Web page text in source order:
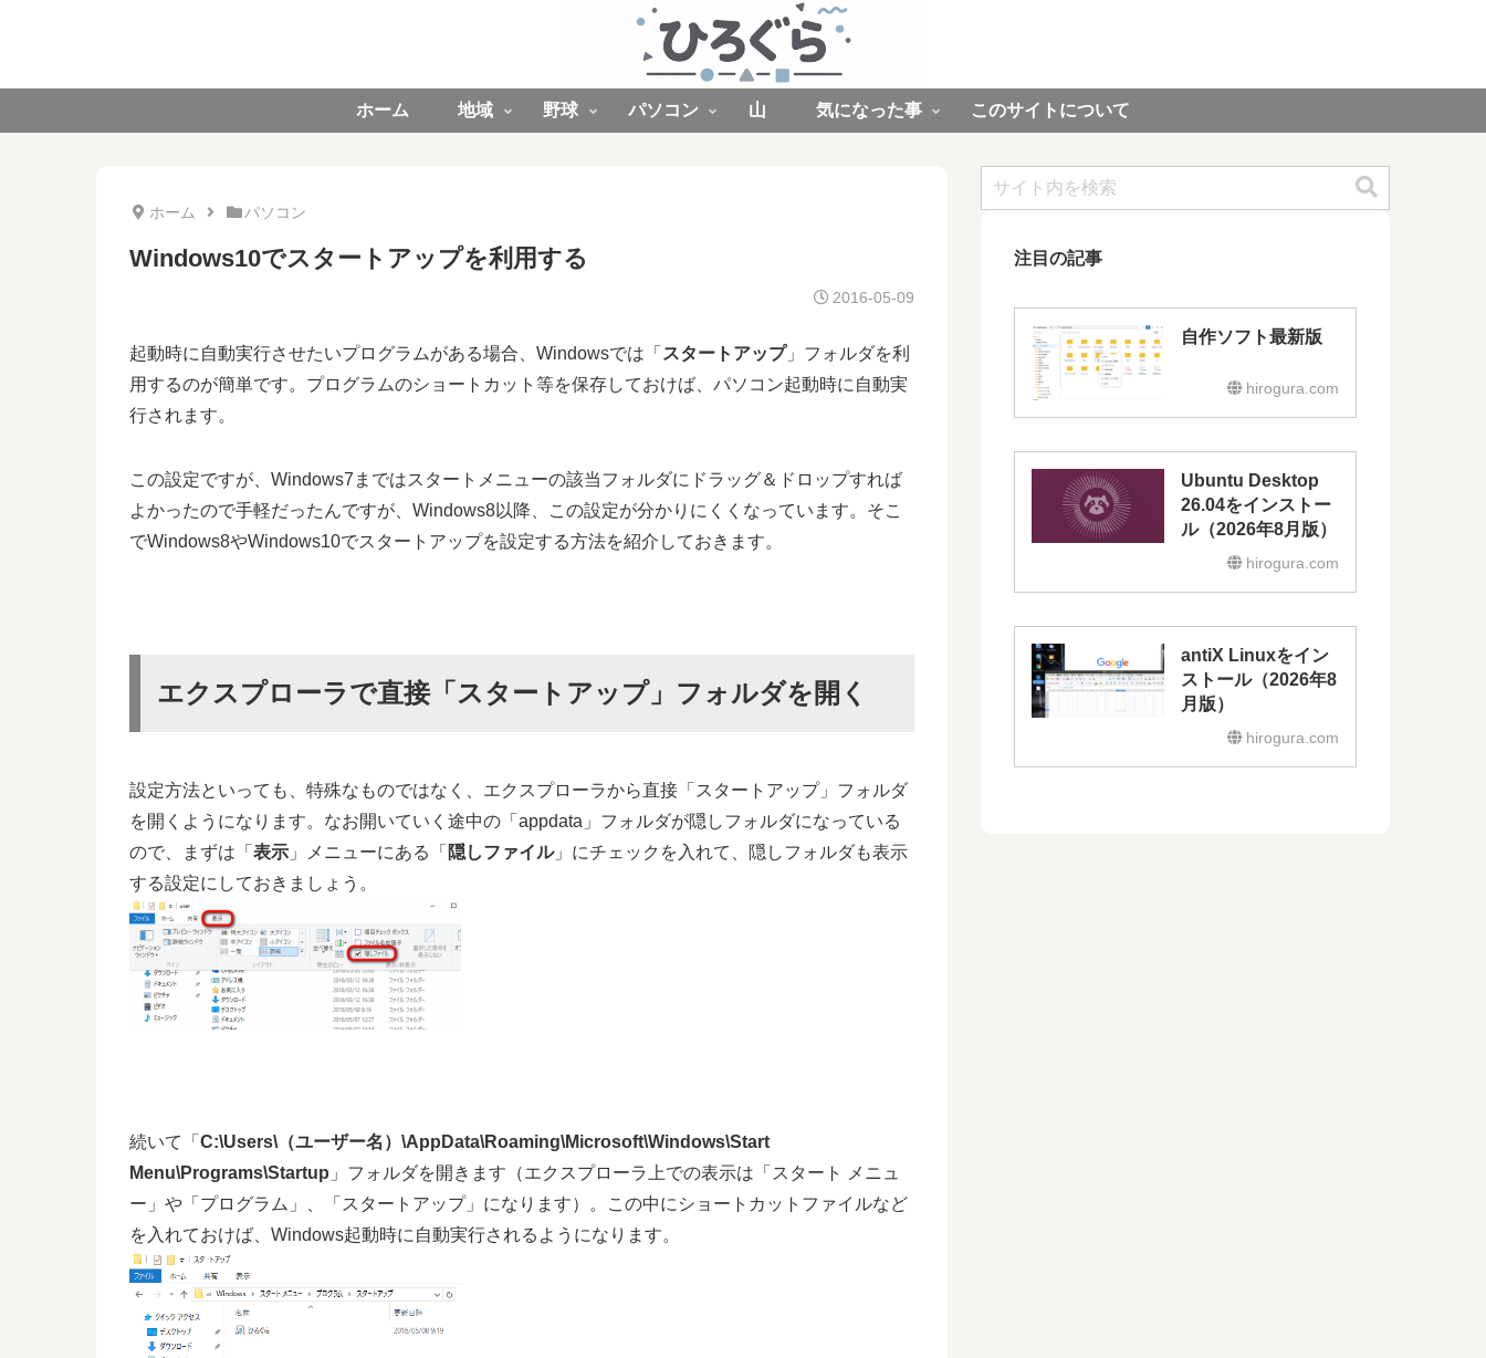
ホーム 地域 野球 パソコン 山 気になった事 このサイトについて
ホーム パソコン
Windows10でスタートアップを利用する
2016-05-09
起動時に自動実行させたいプログラムがある場合、Windowsでは「 スタートアップ」フォルダを利
用するのが簡単です。プログラムのショートカット等を保存しておけば、パソコン起動時に自動実
行されます。
この設定ですが、Windows7まではスタートメニューの該当フォルダにドラッグ＆ドロップすれば
よかったので手軽だったんですが、Windows8以降、この設定が分かりにくくなっています。そこ
でWindows8やWindows10でスタートアップを設定する方法を紹介しておきます。
エクスプローラで直接「スタートアップ」フォルダを開く
設定方法といっても、特殊なものではなく、エクスプローラから直接「スタートアップ」フォルダ
を開くようになります。なお開いていく途中の「appdata」フォルダが隠しフォルダになっている
ので、まずは「 表示 」メニューにある「 隠しファイル」にチェックを入れて、隠しフォルダも表示
する設定にしておきましょう。
続いて「 C:\Users\（ユーザー名）\AppData\Roaming\Microsoft\Windows\Start
Menu\Programs\Startup 」フォルダを開きます（エクスプローラ上での表示は「スタート メニュ
ー」や「プログラム」、「スタートアップ」になります）。この中にショートカットファイルなど
を入れておけば、Windows起動時に自動実行されるようになります。
注目の記事
自作ソフト最新版
hirogura.com
Ubuntu Desktop
26.04をインストー
ル（2026年8月版）
hirogura.com
antiX Linuxをイン
ストール（2026年8
月版）
hirogura.com